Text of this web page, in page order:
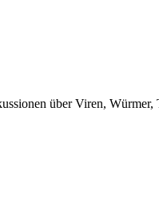
über Viren, Würmer,